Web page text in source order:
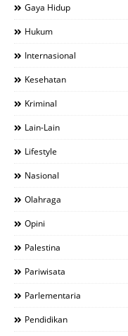
Gaya Hidup
Hukum
Internasional
Kesehatan
Kriminal
Lain-Lain
Lifestyle
Nasional
Olahraga
Opini
Palestina
Pariwisata
Parlementaria
Pendidikan